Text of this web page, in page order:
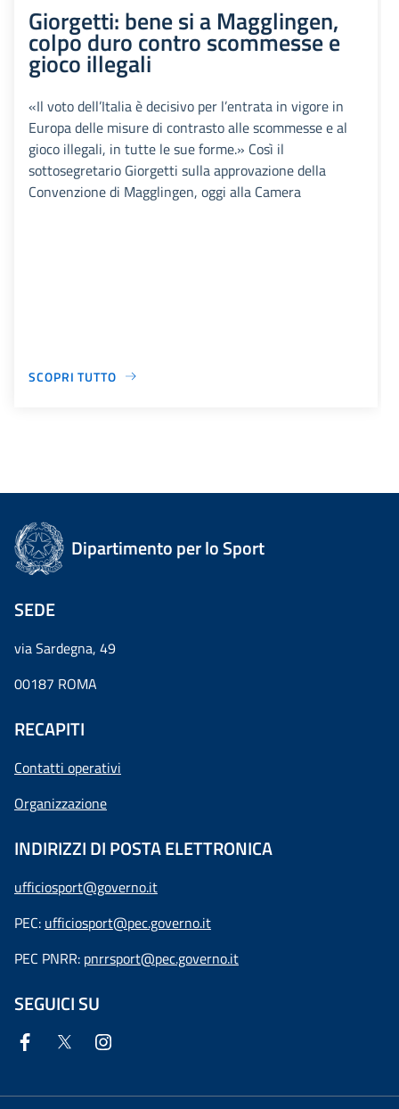
Giorgetti: bene si a Magglingen,
colpo duro contro scommesse e
gioco illegali
«Il voto dell’Italia è decisivo per l’entrata in vigore in
Europa delle misure di contrasto alle scommesse e al
gioco illegali, in tutte le sue forme.» Così il
sottosegretario Giorgetti sulla approvazione della
Convenzione di Magglingen, oggi alla Camera
SCOPRI TUTTO
Dipartimento per lo Sport
SEDE
via Sardegna, 49
00187 ROMA
RECAPITI
Contatti operativi
Organizzazione
INDIRIZZI DI POSTA ELETTRONICA
ufficiosport@governo.it
PEC: ufficiosport@pec.governo.it
PEC PNRR: pnrrsport@pec.governo.it
SEGUICI SU